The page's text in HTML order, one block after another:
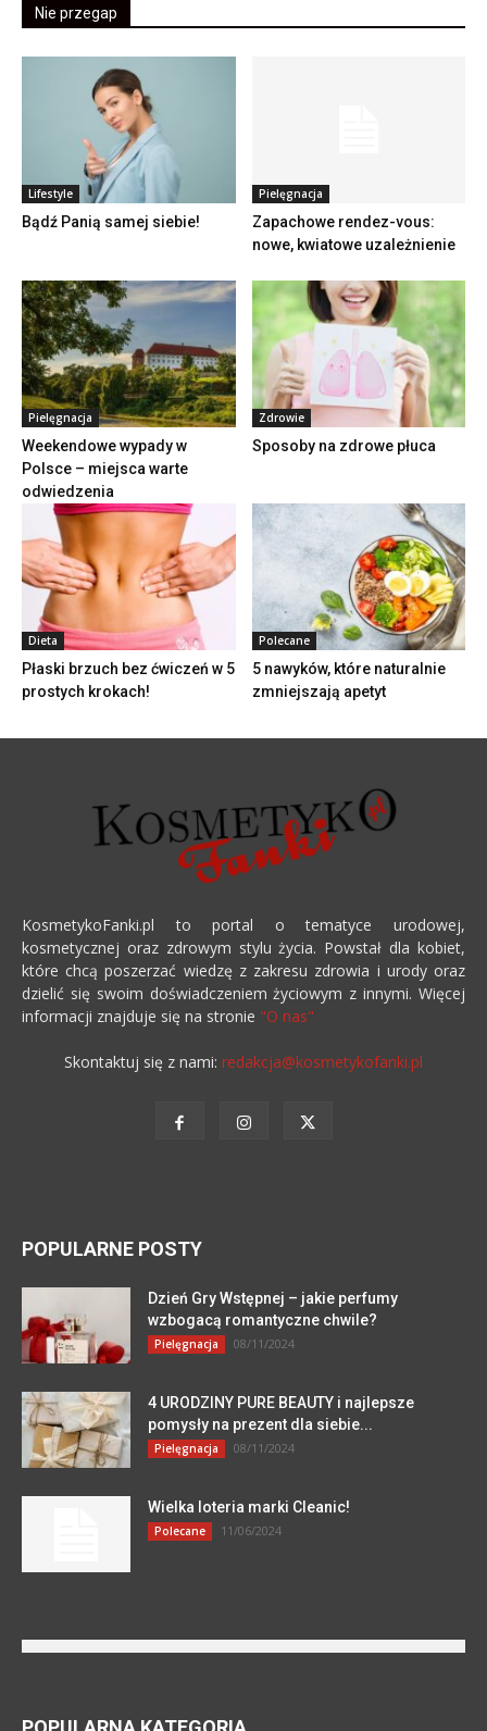
Nie przegap
Lifestyle
Bądź Panią samej siebie!
Pielęgnacja
Zapachowe rendez-vous:
nowe, kwiatowe uzależnienie
Pielęgnacja
Weekendowe wypady w
Polsce – miejsca warte
odwiedzenia
Zdrowie
Sposoby na zdrowe płuca
Dieta
Płaski brzuch bez ćwiczeń w 5
prostych krokach!
Polecane
5 nawyków, które naturalnie
zmniejszają apetyt
KosmetykoFanki.pl to portal o tematyce urodowej,
kosmetycznej oraz zdrowym stylu życia. Powstał dla kobiet,
które chcą poszerzać wiedzę z zakresu zdrowia i urody oraz
dzielić się swoim doświadczeniem życiowym z innymi. Więcej
informacji znajduje się na stronie "O nas"
Skontaktuj się z nami: redakcja@kosmetykofanki.pl
POPULARNE POSTY
Dzień Gry Wstępnej – jakie perfumy
wzbogacą romantyczne chwile?
Pielęgnacja 08/11/2024
4 URODZINY PURE BEAUTY i najlepsze
pomysły na prezent dla siebie...
Pielęgnacja 08/11/2024
Wielka loteria marki Cleanic!
Polecane 11/06/2024